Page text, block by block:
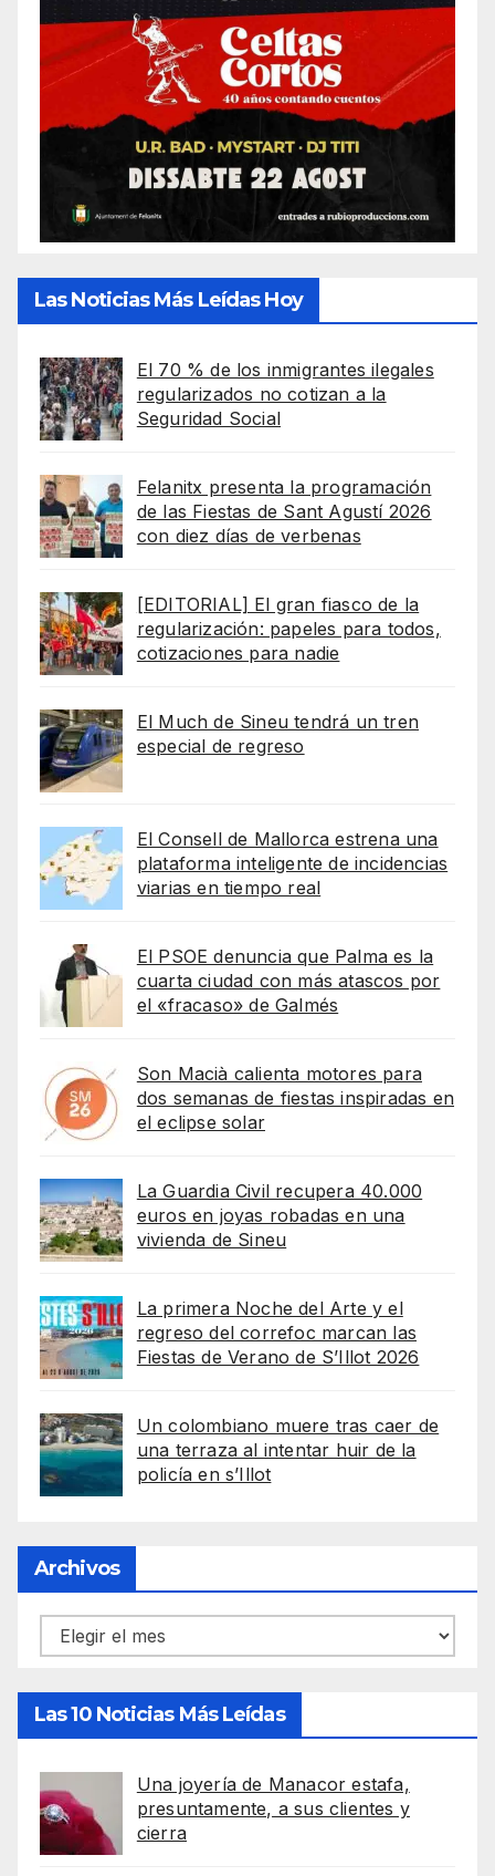
Las Noticias Más Leídas Hoy
El 70 % de los inmigrantes ilegales
regularizados no cotizan a la
Seguridad Social
Felanitx presenta la programación
de las Fiestas de Sant Agustí 2026
con diez días de verbenas
[EDITORIAL] El gran fiasco de la
regularización: papeles para todos,
cotizaciones para nadie
El Much de Sineu tendrá un tren
especial de regreso
El Consell de Mallorca estrena una
plataforma inteligente de incidencias
viarias en tiempo real
El PSOE denuncia que Palma es la
cuarta ciudad con más atascos por
el «fracaso» de Galmés
Son Macià calienta motores para
dos semanas de fiestas inspiradas en
el eclipse solar
La Guardia Civil recupera 40.000
euros en joyas robadas en una
vivienda de Sineu
La primera Noche del Arte y el
regreso del correfoc marcan las
Fiestas de Verano de S’Illot 2026
Un colombiano muere tras caer de
una terraza al intentar huir de la
policía en s’Illot
Archivos
Archivos
Las 10 Noticias Más Leídas
Una joyería de Manacor estafa,
presuntamente, a sus clientes y
cierra